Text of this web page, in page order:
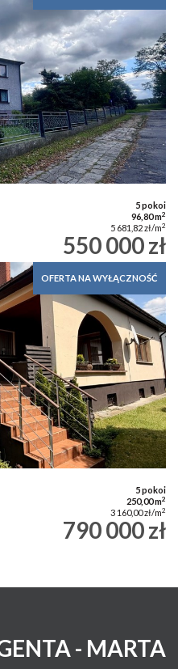
5 pokoi
96,80 m2
5 681,82 zł/m2
550 000 zł
OFERTA NA WYŁĄCZNOŚĆ
5 pokoi
250,00 m2
3 160,00 zł/m2
790 000 zł
- MARTA